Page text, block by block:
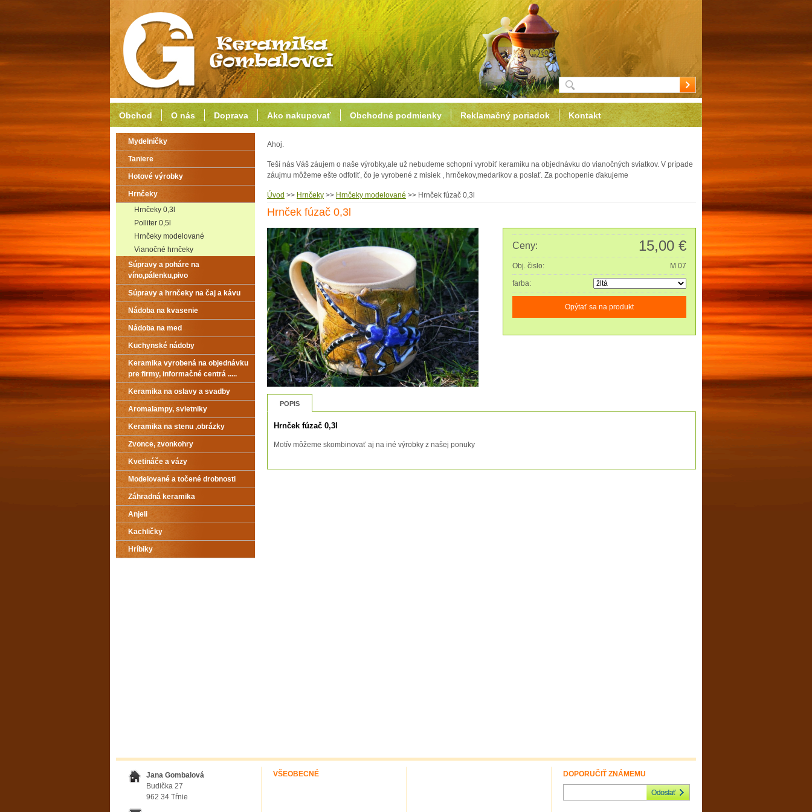
Ahoj.
Teší nás Váš záujem o naše výrobky,ale už nebudeme schopní vyrobiť keramiku na objednávku do vianočných sviatkov. V prípade
záujmu môžeme ešte odfotiť, čo je vyrobené z misiek , hrnčekov,medarikov a poslať. Za pochopenie ďakujeme
Úvod >> Hrnčeky >> Hrnčeky modelované >> Hrnček fúzač 0,3l
Hrnček fúzač 0,3l
Ceny: 15,00 €
Obj. čislo: M 07
farba:
Opýtať sa na produkt
POPIS
Hrnček fúzač 0,3l
Motív môžeme skombinovať aj na iné výrobky z našej ponuky
Mydelničky
Taniere
Hotové výrobky
Hrnčeky
Hrnčeky 0,3l
Polliter 0,5l
Hrnčeky modelované
Vianočné hrnčeky
Súpravy a poháre na
víno,pálenku,pivo
Súpravy a hrnčeky na čaj a kávu
Nádoba na kvasenie
Nádoba na med
Kuchynské nádoby
Keramika vyrobená na objednávku
pre firmy, informačné centrá .....
Keramika na oslavy a svadby
Aromalampy, svietniky
Keramika na stenu ,obrázky
Zvonce, zvonkohry
Kvetináče a vázy
Modelované a točené drobnosti
Záhradná keramika
Anjeli
Kachličky
Hríbiky
Jana Gombalová
Budička 27
962 34 Tŕnie
VŠEOBECNÉ DOPORUČIŤ ZNÁMEMU
Obchod O nás Doprava Ako nakupovať Obchodné podmienky Reklamačný poriadok Kontakt